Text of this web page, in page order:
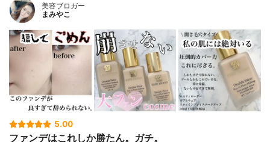
美容ブロガー
まみやこ
5.00
ファンデはこれしか勝たん。ガチ。